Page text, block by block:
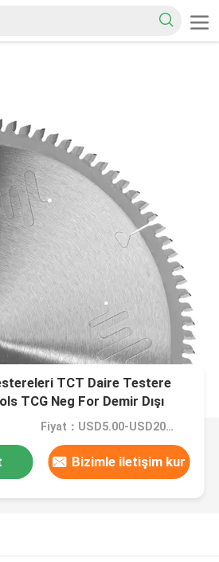
TCT Daire Testere
TCG Neg For Demir Dışı
Fiyat：USD5.00-USD200.00
Bizimle iletişim kur